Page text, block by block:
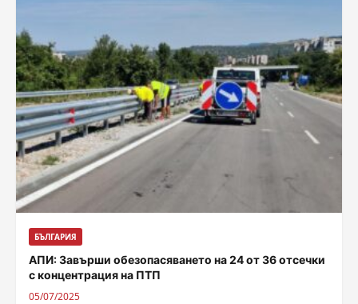
БЪЛГАРИЯ
АПИ: Завърши обезопасяването на 24 от 36 отсечки
с концентрация на ПТП
05/07/2025